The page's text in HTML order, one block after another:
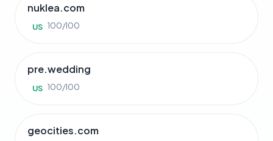
nuklea.com
US 100/100
pre.wedding
US 100/100
geocities.com